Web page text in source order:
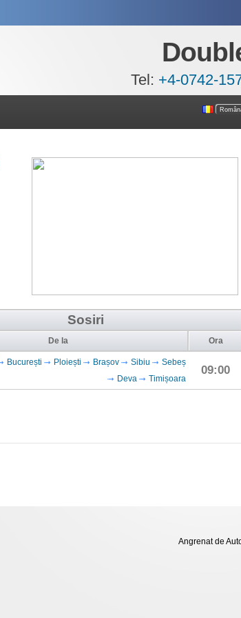
Tel: +4-0742-
Sosiri
De la Ora
București Ploiești Brașov Sibiu
Sebeș
Deva
Timișoara
09:00
Angrenat de